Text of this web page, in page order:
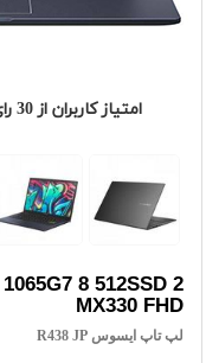
امتیاز کاربران از30
8 512SSD 2
MX330 FHD
لپ تاپ ایسوس R438 JP